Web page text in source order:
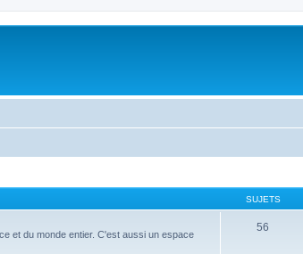
SUJETS
et du monde entier. C'est aussi un espace
56